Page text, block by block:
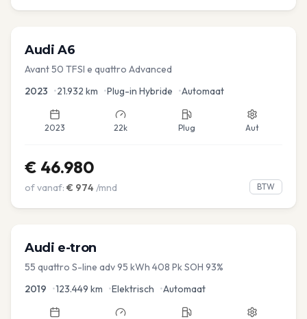
Audi A6
Avant 50 TFSI e quattro Advanced
2023 •21.932 km •Plug-in Hybride •Automaat
2023 22k Plug Aut
€ 46.980
of vanaf: € 974 /mnd BTW
Audi e-tron
55 quattro S-line adv 95 kWh 408 Pk SOH 93%
2019 •123.449 km •Elektrisch •Automaat